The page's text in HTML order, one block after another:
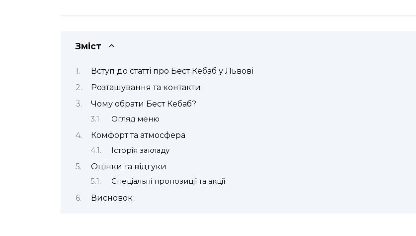
Зміст
Вступ до статті про Бест Кебаб у Львові
Розташування та контакти
Чому обрати Бест Кебаб?
Огляд меню
Комфорт та атмосфера
Історія закладу
Оцінки та відгуки
Спеціальні пропозиції та акції
Висновок